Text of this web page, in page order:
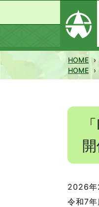
HOME ›
HOME
›
2026年
令和7年